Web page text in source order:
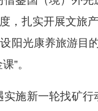
，扎实开展文旅
阳光康养旅游目
”。
新一轮找矿行